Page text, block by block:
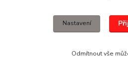
Irena Dvořáková
+420 732 595 975
obchod@vruty-roman-stary.cz
Nastavení
Odmítnout vše